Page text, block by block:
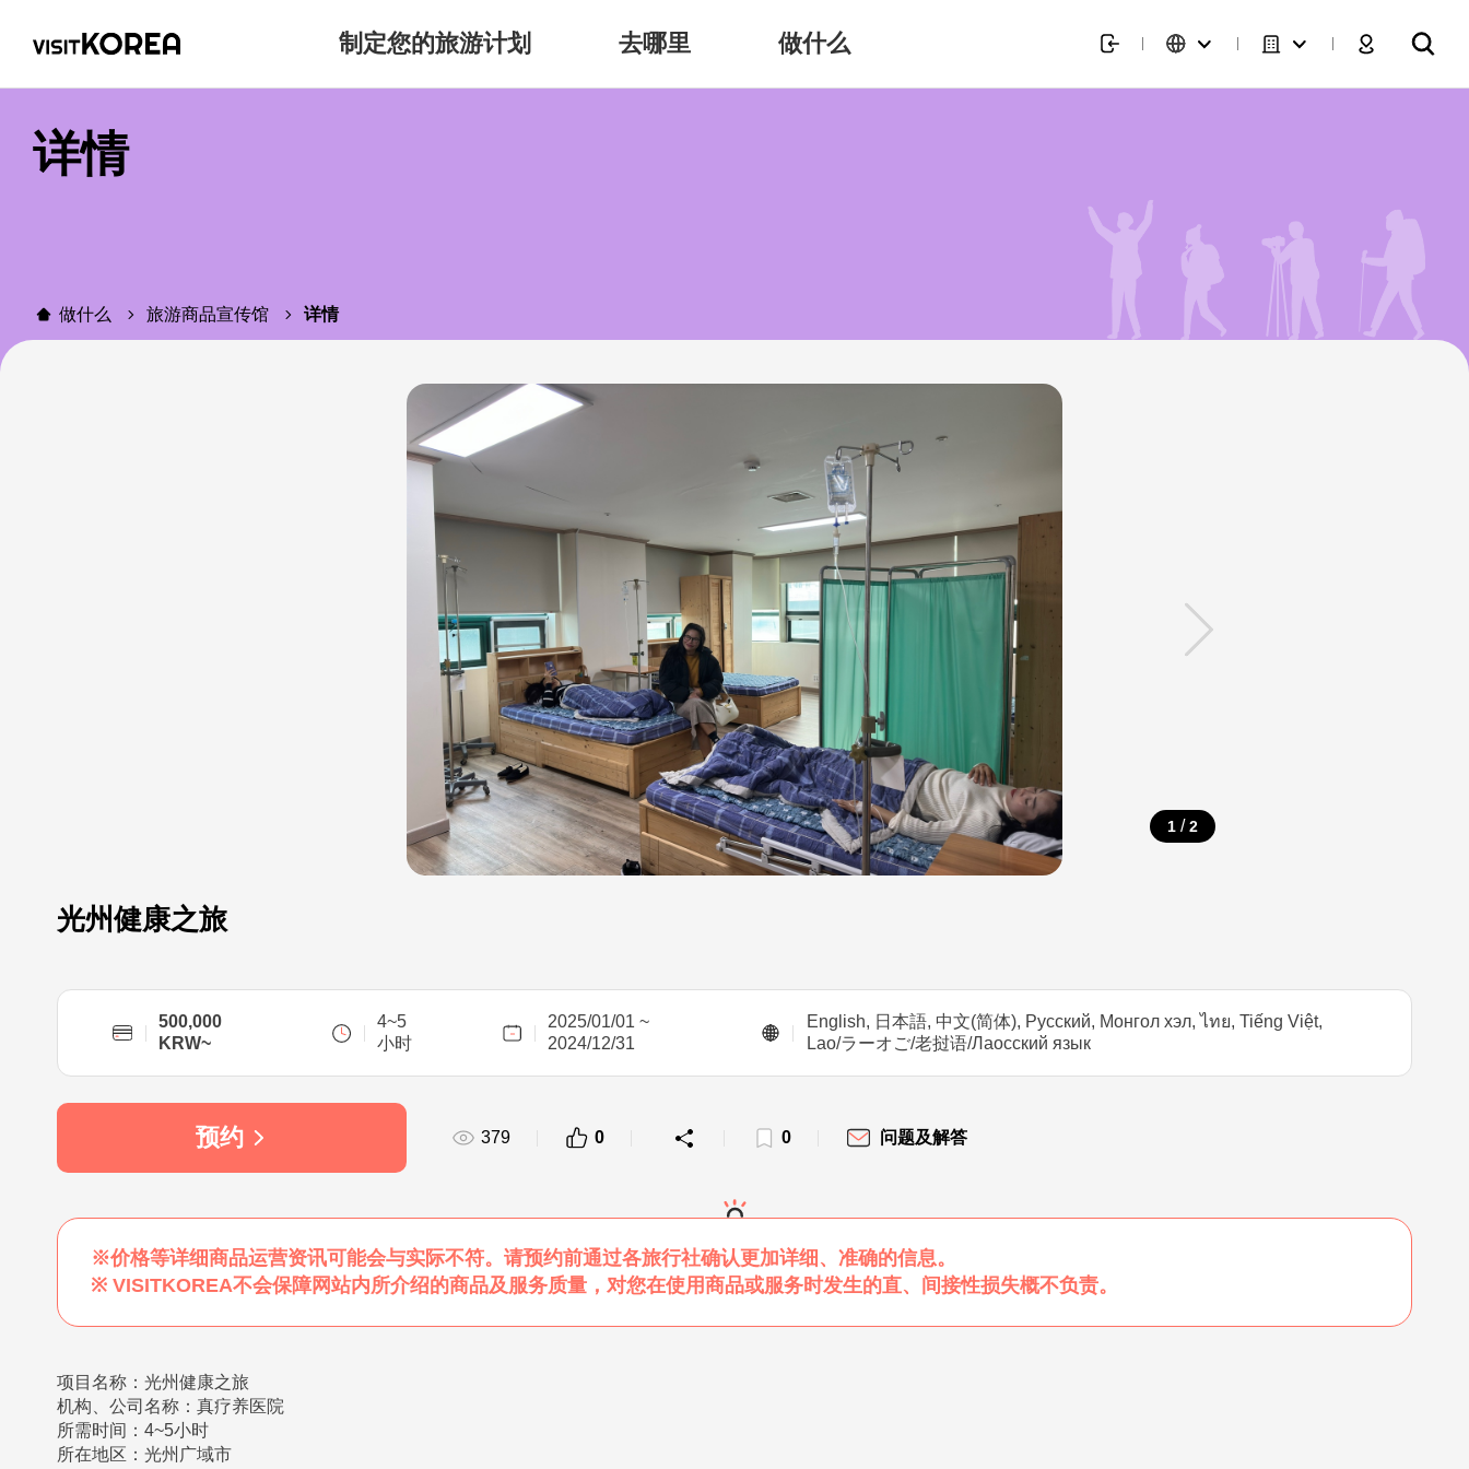
制定您的旅游计划 去哪里 做什么
详情
做什么 旅游商品宣传馆 详情
1 / 2
光州健康之旅
500,000
KRW~
4~5
小时
2025/01/01 ~
2024/12/31
English, 日本語, 中文(简体), Русский, Монгол хэл, ไทย, Tiếng Việt,
Lao/ラーオご/老挝语/Лаосский язык
预约 379 0 0 问题及解答
※价格等详细商品运营资讯可能会与实际不符。请预约前通过各旅行社确认更加详细、准确的信息。
※ VISITKOREA不会保障网站内所介绍的商品及服务质量，对您在使用商品或服务时发生的直、间接性损失概不负责。
项目名称：光州健康之旅
机构、公司名称：真疗养医院
所需时间：4~5小时
所在地区：光州广域市